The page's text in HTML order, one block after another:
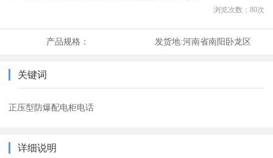
浏览次数： 80次
产品规格： 发货地:河南省南阳卧龙区
关键词
正压型防爆配电柜电话
详细说明